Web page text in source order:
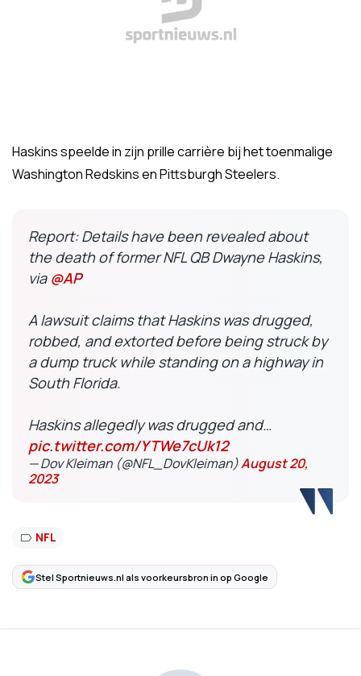
Haskins speelde in zijn prille carrière bij het toenmalige
Washington Redskins en Pittsburgh Steelers.
Report: Details have been revealed about
the death of former NFL QB Dwayne Haskins,
via @AP
A lawsuit claims that Haskins was drugged,
robbed, and extorted before being struck by
a dump truck while standing on a highway in
South Florida.
Haskins allegedly was drugged and…
pic.twitter.com/YTWe7cUk12
— Dov Kleiman (@NFL_DovKleiman)August 20,
2023
NFL
Stel Sportnieuws.nl als voorkeursbron in op Google